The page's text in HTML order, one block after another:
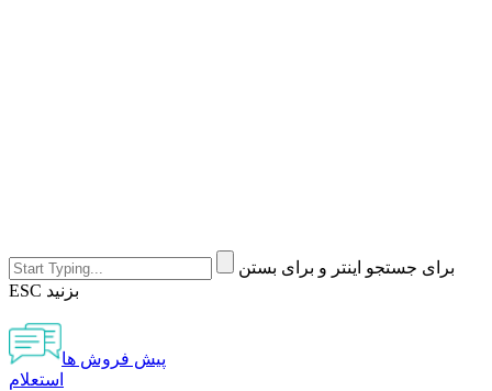
برای جستجو اینتر و برای بستن
ESC بزنید
پیش فروش ها
استعلام